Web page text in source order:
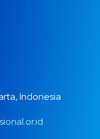
Indonesia